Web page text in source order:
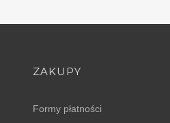
Linki w stopce
ZAKUPY
Formy płatności